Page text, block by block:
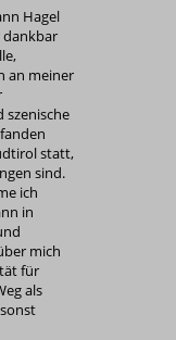
Hagel
dankbar
an meiner
szenische
statt,
sind.
ich
in
mich
für
als